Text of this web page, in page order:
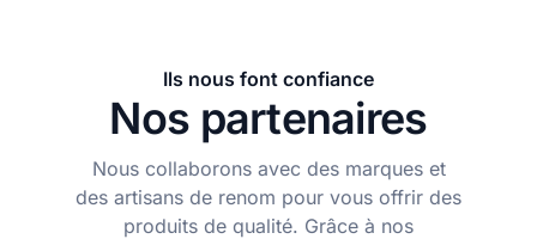
Ils nous font confiance
Nos partenaires
Nous collaborons avec des marques et
des artisans de renom pour vous offrir des
produits de qualité. Grâce à nos